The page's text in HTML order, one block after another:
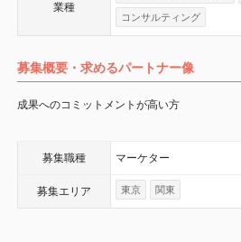
業種
コンサルティング
募集概要・求めるパートナー像
成果へのコミットメントが高い方
募集職種 マーケター
募集エリア 東京 関東